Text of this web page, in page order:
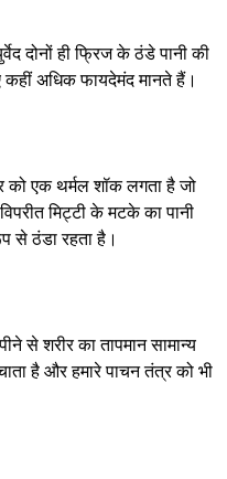
दोनों ही फ्रिज के ठंडे पानी की
अधिक फायदेमंद मानते हैं।
को एक थर्मल शॉक लगता है जो
मिट्टी के मटके का पानी
से ठंडा रहता है।
से शरीर का तापमान सामान्य
है और हमारे पाचन तंत्र को भी